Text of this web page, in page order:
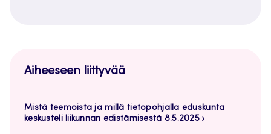
Aiheeseen liittyvää
Mistä teemoista ja millä tietopohjalla eduskunta
keskusteli liikunnan edistämisestä 8.5.2025